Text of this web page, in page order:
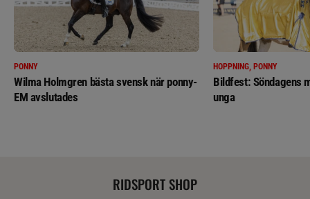
PONNY
Wilma Holmgren bästa svensk när ponny-
EM avslutades
HOPPNING, PONNY
Bildfest: Söndagens
unga
RIDSPORT SHOP